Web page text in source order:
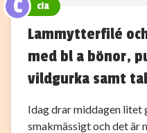
C cia
Lammytterfilé
med bl a bönor,
vildgurka samt
Idag drar middagen litet
smakmässigt och det är